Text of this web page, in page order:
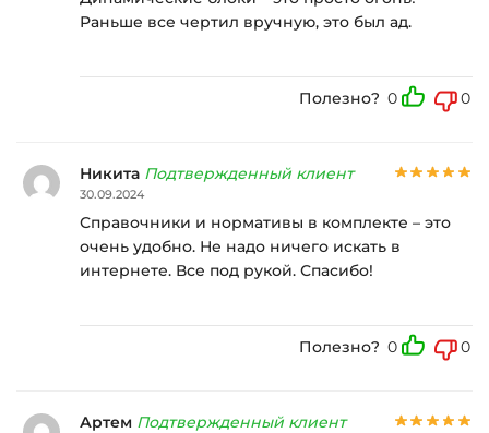
Раньше все чертил вручную, это был ад.
Полезно? 0 0
Никита Подтвержденный клиент
30.09.2024
Справочники и нормативы в комплекте – это
очень удобно. Не надо ничего искать в
интернете. Все под рукой. Спасибо!
Полезно? 0 0
Артем Подтвержденный клиент